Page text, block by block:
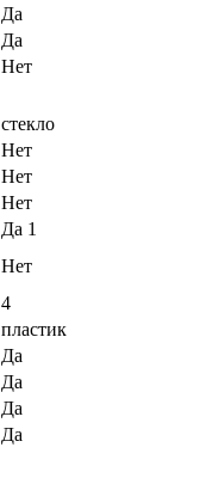
Да
Да
Нет
стекло
Нет
Нет
Нет
Да 1
Нет
4
пластик
Да
Да
Да
Да